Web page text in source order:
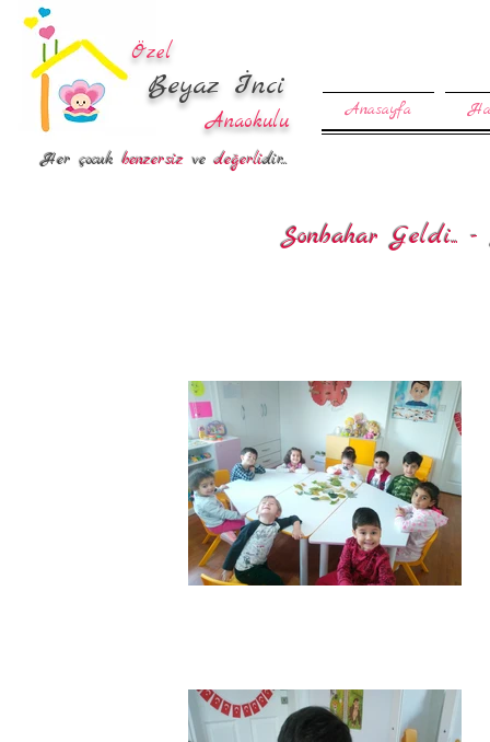
Özel
Beyaz İnci
Anaokulu Anasayfa
Her çocukbenzersizvedeğerlidir...
Sonbahar Geldi... -